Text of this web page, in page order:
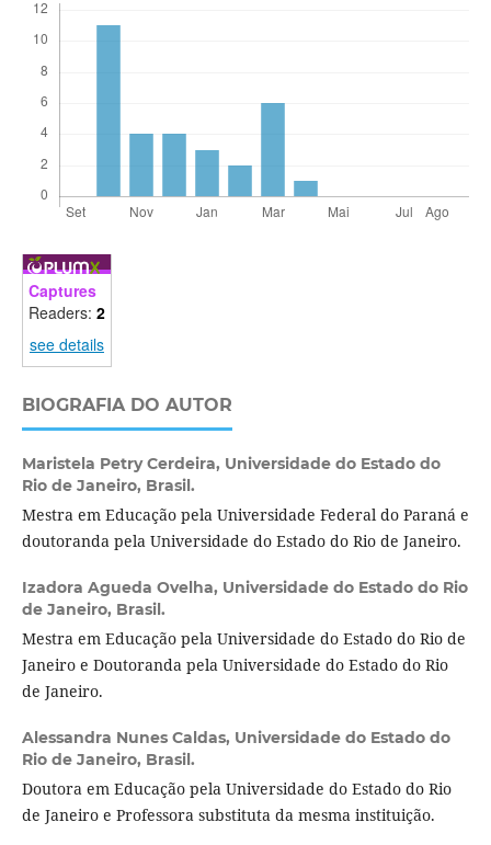
Captures
Readers: 2
see details
BIOGRAFIA DO AUTOR
Maristela Petry Cerdeira, Universidade do Estado do
Rio de Janeiro, Brasil.
Mestra em Educação pela Universidade Federal do Paraná e
doutoranda pela Universidade do Estado do Rio de Janeiro.
Izadora Agueda Ovelha, Universidade do Estado do Rio
de Janeiro, Brasil.
Mestra em Educação pela Universidade do Estado do Rio de
Janeiro e Doutoranda pela Universidade do Estado do Rio
de Janeiro.
Alessandra Nunes Caldas, Universidade do Estado do
Rio de Janeiro, Brasil.
Doutora em Educação pela Universidade do Estado do Rio
de Janeiro e Professora substituta da mesma instituição.